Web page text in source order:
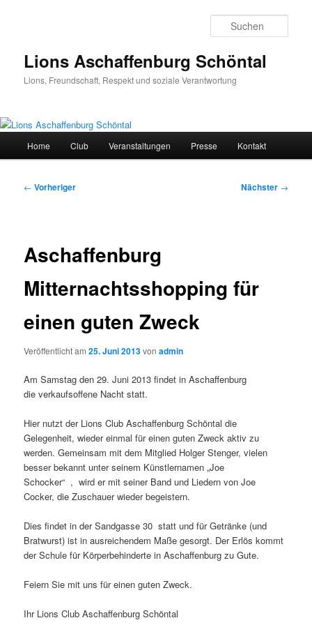
Lions Aschaffenburg Schöntal
Lions, Freundschaft, Respekt und soziale Verantwortung
Home Club Veranstaltungen Presse Kontakt
Beitragsnavigation
← Vorheriger Nächster →
Aschaffenburg
Mitternachtsshopping für
einen guten Zweck
Veröffentlicht am25. Juni 2013vonadmin
Am Samstag den 29. Juni 2013 findet in Aschaffenburg
die verkaufsoffene Nacht statt.
Hier nutzt der Lions Club Aschaffenburg Schöntal die
Gelegenheit, wieder einmal für einen guten Zweck aktiv zu
werden. Gemeinsam mit dem Mitglied Holger Stenger, vielen
besser bekannt unter seinem Künstlernamen „Joe
Schocker“ , wird er mit seiner Band und Liedern von Joe
Cocker, die Zuschauer wieder begeistern.
Dies findet in der Sandgasse 30 statt und für Getränke (und
Bratwurst) ist in ausreichendem Maße gesorgt. Der Erlös kommt
der Schule für Körperbehinderte in Aschaffenburg zu Gute.
Feiern Sie mit uns für einen guten Zweck.
Ihr Lions Club Aschaffenburg Schöntal